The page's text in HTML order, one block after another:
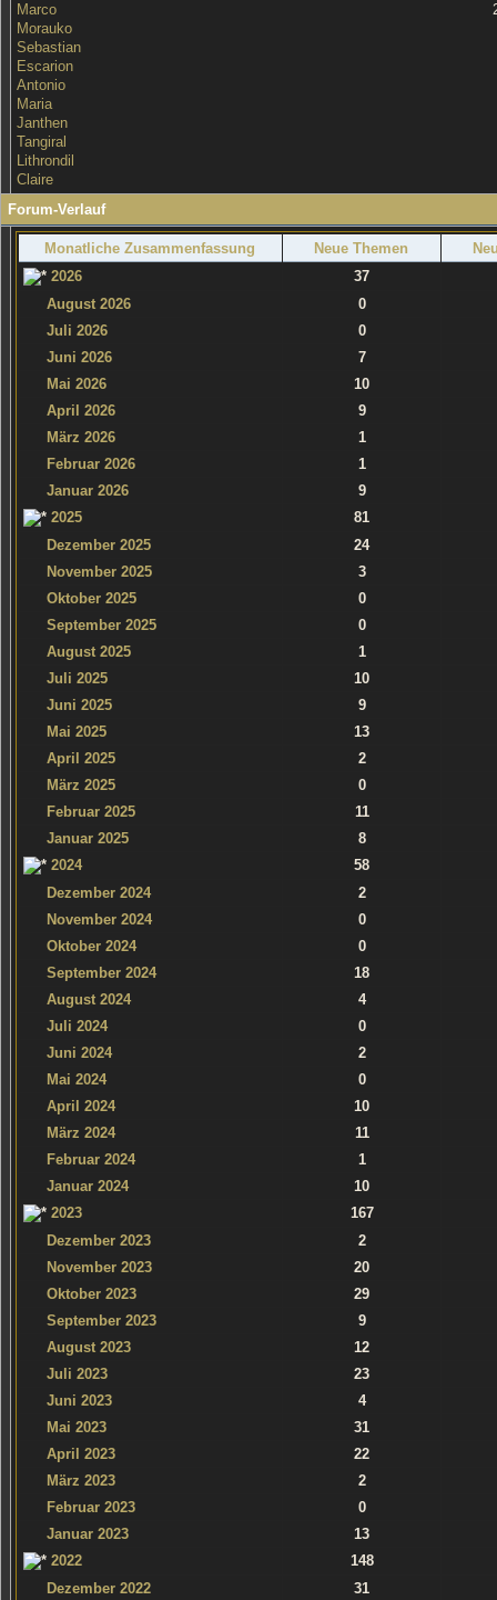
Marco
Morauko
Sebastian
Escarion
Antonio
Maria
Janthen
Tangiral
Lithrondil
Claire
Forum-Verlauf
Monatliche Zusammenfassung Neue Themen
2026
37
August 2026
0
Juli 2026
0
Juni 2026
7
Mai 2026
10
April 2026
9
März 2026
1
Februar 2026
1
Januar 2026
9
2025
81
Dezember 2025
24
November 2025
3
Oktober 2025
0
September 2025
0
August 2025
1
Juli 2025
10
Juni 2025
9
Mai 2025
13
April 2025
2
März 2025
0
Februar 2025
11
Januar 2025
8
2024
58
Dezember 2024
2
November 2024
0
Oktober 2024
0
September 2024
18
August 2024
4
Juli 2024
0
Juni 2024
2
Mai 2024
0
April 2024
10
März 2024
11
Februar 2024
1
Januar 2024
10
2023
167
Dezember 2023
2
November 2023
20
Oktober 2023
29
September 2023
9
August 2023
12
Juli 2023
23
Juni 2023
4
Mai 2023
31
April 2023
22
März 2023
2
Februar 2023
0
Januar 2023
13
2022
148
Dezember 2022
31